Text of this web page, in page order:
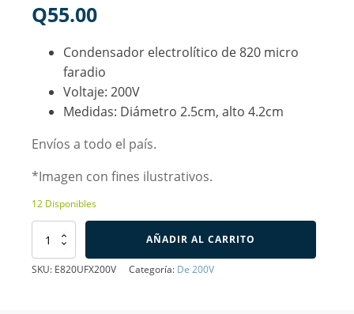
Q55.00
Condensador electrolítico de 820 micro
faradio
Voltaje: 200V
Medidas: Diámetro 2.5cm, alto 4.2cm
Envíos a todo el país.
*Imagen con fines ilustrativos.
12 Disponibles
Capacitor
Electrolítico
de
AÑADIR AL CARRITO
SKU: E820UFX200V Categoría: De 200V